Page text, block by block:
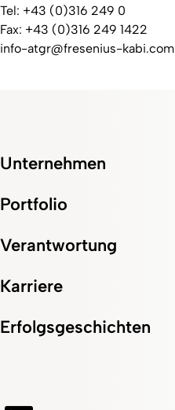
Tel: +43 (0)316 249 0
Fax: +43 (0)316 249 1422
info-atgr@fresenius-kabi.com
Unternehmen
Portfolio
Verantwortung
Karriere
Erfolgsgeschichten